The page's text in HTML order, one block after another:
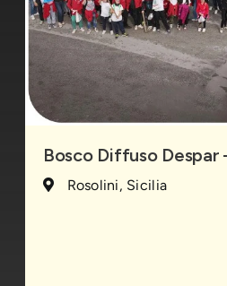
Bosco Diffuso Despar
Rosolini, Sicilia